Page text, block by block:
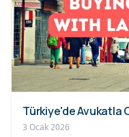
Türkiye'de Avukatla
3 Ocak 2026